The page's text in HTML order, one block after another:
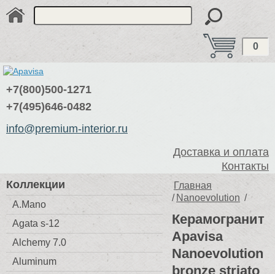
0
+7(800)500-1271
+7(495)646-0482
info@premium-interior.ru
Доставка и оплата
Контакты
Коллекции
A.Mano
Agata s-12
Alchemy 7.0
Aluminum
Главная
/ Nanoevolution /
Керамогранит
Apavisa
Nanoevolution
bronze striato